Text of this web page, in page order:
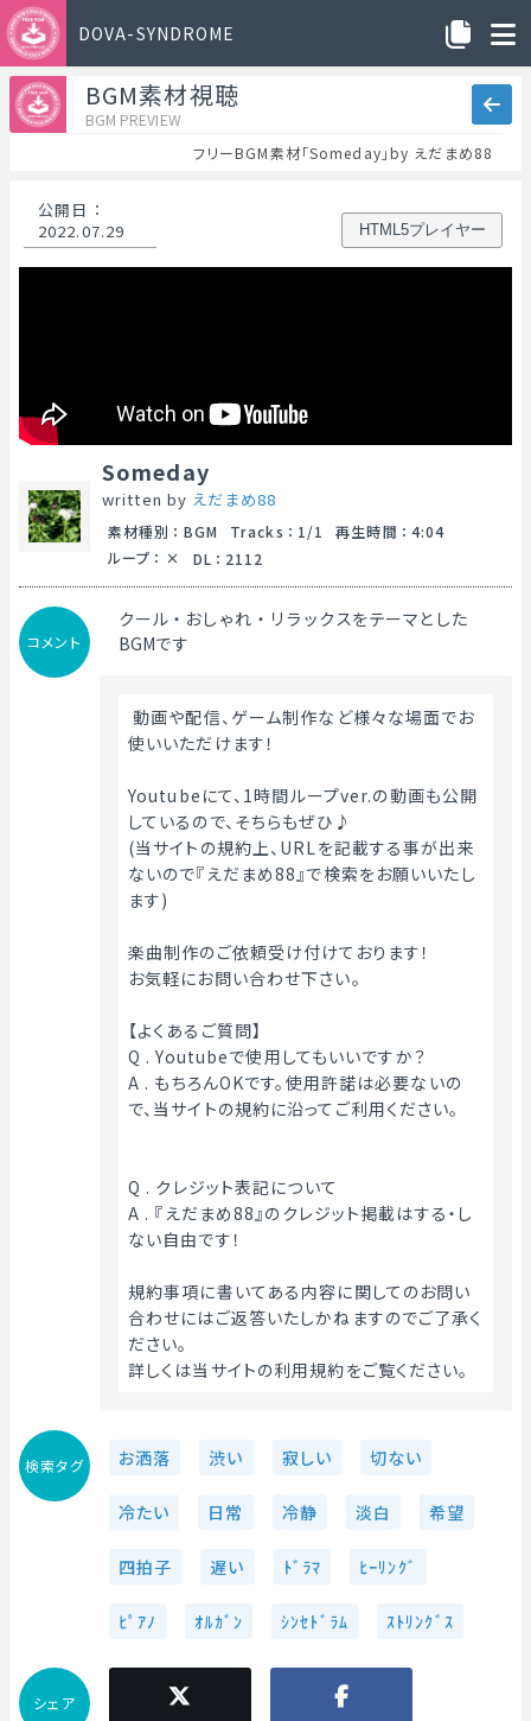
DOVA-SYNDROME
BGM素材視聴
BGM PREVIEW
フリーBGM素材「Someday」by えだまめ88
公開日 ：
2022.07.29
HTML5プレイヤー
Someday
written by えだまめ88
素材種別 ： BGM Tracks ： 1/1 再生時間 ： 4:04
ループ ： DL ： 2112
コメント
クール・おしゃれ・リラックスをテーマとした
BGMです
使いいただけます！
Youtubeにて、1時間ループver.の動画も公開
しているので、そちらもぜひ♪
(当サイトの規約上、URLを記載する事が出来
ないので『えだまめ88』で検索をお願いいたし
ます)
楽曲制作のご依頼受け付けております！
お気軽にお問い合わせ下さい。
【よくあるご質問】
Q . Youtubeで使用してもいいですか？
A . もちろんOKです。使用許諾は必要ないの
で、当サイトの規約に沿ってご利用ください。
Q . クレジット表記について
A . 『えだまめ88』のクレジット掲載はする・し
ない自由です！
規約事項に書いてある内容に関してのお問い
合わせにはご返答いたしかねますのでご了承く
ださい。
詳しくは当サイトの利用規約をご覧ください。
検索タグ お洒落 渋い 寂しい 切ない
冷たい 日常 冷静 淡白 希望
四拍子 遅い ﾄﾞﾗﾏ ﾋｰﾘﾝｸﾞ
ﾋﾟｱﾉ ｵﾙｶﾞﾝ ｼﾝｾﾄﾞﾗﾑ ｽﾄﾘﾝｸﾞｽ
シェア